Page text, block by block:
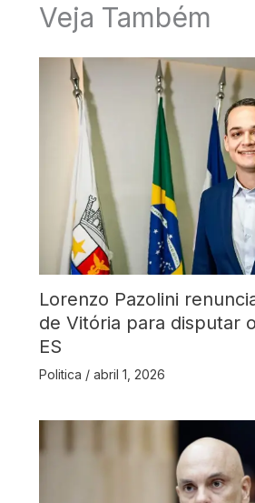
Veja Também
Lorenzo Pazolini
de Vitória para disputar
ES
Politica / abril 1, 2026